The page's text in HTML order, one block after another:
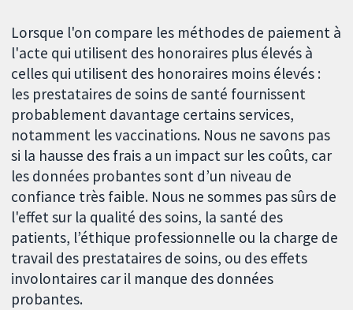
Lorsque l'on compare les méthodes de paiement à
l'acte qui utilisent des honoraires plus élevés à
celles qui utilisent des honoraires moins élevés :
les prestataires de soins de santé fournissent
probablement davantage certains services,
notamment les vaccinations. Nous ne savons pas
si la hausse des frais a un impact sur les coûts, car
les données probantes sont d’un niveau de
confiance très faible. Nous ne sommes pas sûrs de
l'effet sur la qualité des soins, la santé des
patients, l’éthique professionnelle ou la charge de
travail des prestataires de soins, ou des effets
involontaires car il manque des données
probantes.